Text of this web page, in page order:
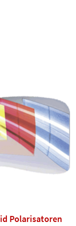
Polarisatoren